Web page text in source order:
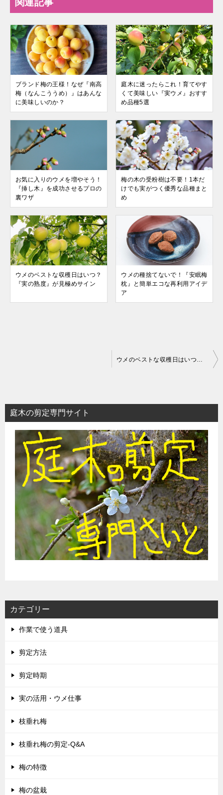
関連記事
ブランド梅の王様！なぜ『南高
梅（なんこううめ）』はあんな
に美味しいのか？
庭木に迷ったらこれ！育てやす
くて美味しい『実ウメ』おすす
め品種5選
お気に入りのウメを増やそう！
『挿し木』を成功させるプロの
裏ワザ
梅の木の受粉樹は不要！1本だ
けでも実がつく優秀な品種まと
め
ウメのベストな収穫日はいつ？
『実の熟度』が見極めサイン
ウメの種捨てないで！『安眠梅
枕』と簡単エコな再利用アイデ
ア
ビ
ゲ
ウメのベストな収穫日はいつ？『実の熟度』が見極めサイン
庭木の剪定専門サイト
カテゴリー
作業で使う道具
剪定方法
剪定時期
実の活用・ウメ仕事
枝垂れ梅
枝垂れ梅の剪定-Q&A
梅の特徴
梅の盆栽